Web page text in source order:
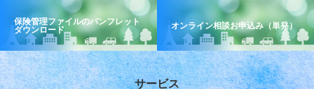
保険管理ファイルのパンフレット
ダウンロード
オンライン相談お申込み（単発）
サービス